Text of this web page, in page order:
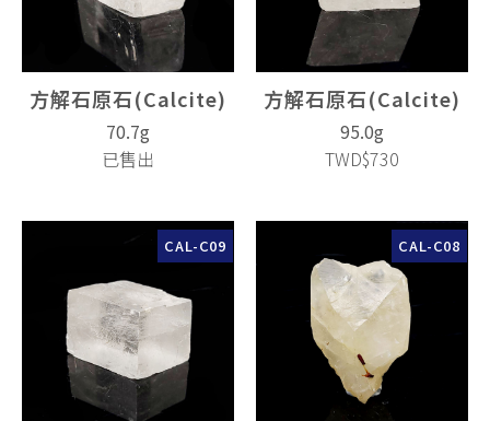
方解石原石(Calcite)
70.7g
已售出
方解石原石(Calcite)
95.0g
TWD$730
CAL-C09 CAL-C08